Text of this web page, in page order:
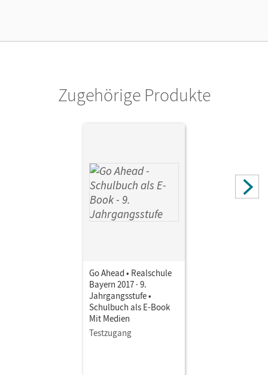
ein Jahr lang ergänzend zum Print-Titel nutzen möchten.
Cornelsen VerlagZugehörige Produkte
Go Ahead • Realschule
Bayern 2017 · 9.
Jahrgangsstufe •
Schulbuch als E-Book
Mit Medien
Testzugang